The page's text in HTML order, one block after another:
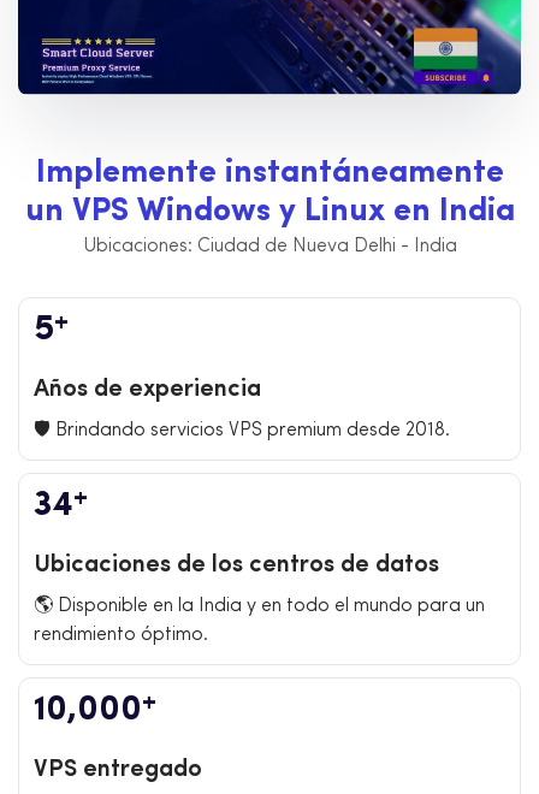
Implemente instantáneamente
un VPS Windows y Linux en India
Ubicaciones: Ciudad de Nueva Delhi - India
5+
Años de experiencia
🛡️ Brindando servicios VPS premium desde 2018.
34+
Ubicaciones de los centros de datos
🌎 Disponible en la India y en todo el mundo para un
rendimiento óptimo.
10,000+
VPS entregado